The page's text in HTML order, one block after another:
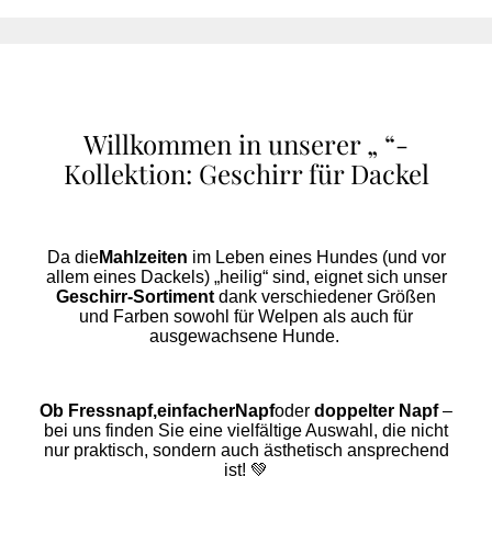
Willkommen in unserer „ “-
Kollektion: Geschirr für Dackel
Da dieMahlzeiten im Leben eines Hundes (und vor
allem eines Dackels) „heilig“ sind, eignet sich unser
Geschirr-Sortiment dank verschiedener Größen
und Farben sowohl für Welpen als auch für
ausgewachsene Hunde.
Ob Fressnapf,einfacherNapfoder doppelter Napf–
bei uns finden Sie eine vielfältige Auswahl, die nicht
nur praktisch, sondern auch ästhetisch ansprechend
ist! 💚